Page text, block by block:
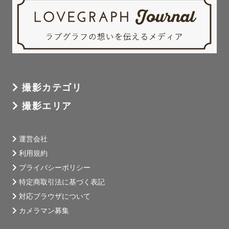
人見知りがあるお子さんを持つ親御さんからも「子どもが
すぐに慣れていた」「笑顔の写真も多かった」とご感想を
いただいています！
ご親族が集まる機会になりやすい撮影の場でもあるため、
関西：大阪(京都・兵庫)
◎現在の基本的な活動範囲はこちらです。
＊京都：木野駅付近・兵庫：姫路駅付近 までは超過交通費
がかからない見込みです(駅からタクシー利用などがある場
合は変動します)。
撮影カテゴリ
撮影エリア
運営会社
利用規約
プライバシーポリシー
特定商取引法に基づく表記
対応ブラウザについて
カメラマン募集